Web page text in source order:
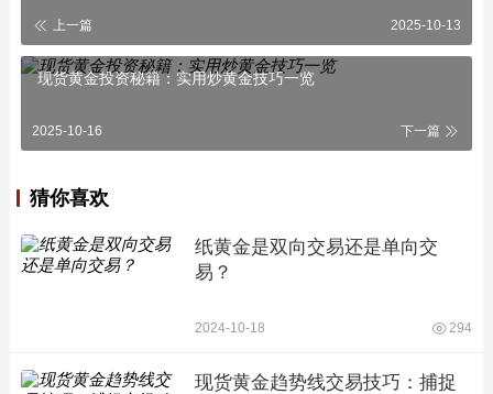
上一篇 2025-10-13
现货黄金投资秘籍：实用炒黄金技巧一览
2025-10-16 下一篇
猜你喜欢
纸黄金是双向交易还是单向交
易？
2024-10-18 294
现货黄金趋势线交易技巧：捕捉